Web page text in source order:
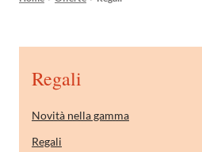
Regali
Novità nella gamma
Regali